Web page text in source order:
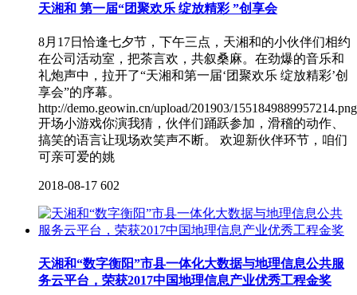
天湘和 第一届“团聚欢乐 绽放精彩 ”创享会
8月17日恰逢七夕节，下午三点，天湘和的小伙伴们相约
在公司活动室，把茶言欢，共叙桑麻。在劲爆的音乐和
礼炮声中，拉开了“天湘和第一届‘团聚欢乐 绽放精彩’创
享会”的序幕。
http://demo.geowin.cn/upload/201903/1551849889957214.png
开场小游戏你演我猜，伙伴们踊跃参加，滑稽的动作、
搞笑的语言让现场欢笑声不断。 欢迎新伙伴环节，咱们
可亲可爱的姚
2018-08-17 602
天湘和“数字衡阳”市县一体化大数据与地理信息公共服
务云平台，荣获2017中国地理信息产业优秀工程金奖